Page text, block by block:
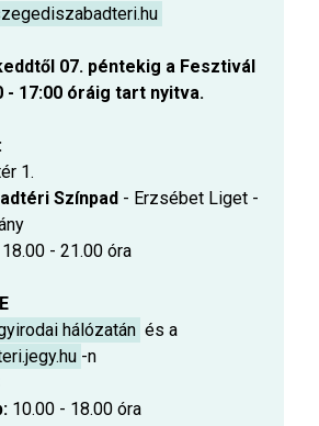
07. péntekig a Fesztivál
- 17:00 óráig tart nyitva.
1.
Színpad - Erzsébet Liget -
- 21.00 óra
hálózatán és a
-n
10.00 - 18.00 óra